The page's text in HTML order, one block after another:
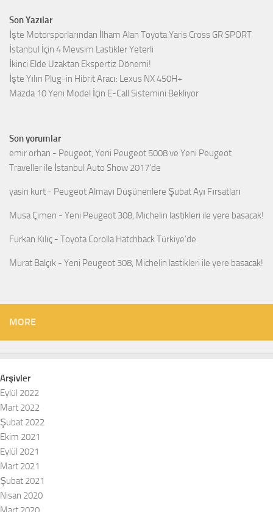
Son Yazılar
İşte Motorsporlarından İlham Alan Toyota Yaris Cross GR SPORT
İstanbul İçin 4 Mevsim Lastikler Yeterli
İkinci Elde Uzaktan Ekspertiz Dönemi!
İşte Yılın Plug-in Hibrit Aracı: Lexus NX 450H+
Mazda 10 Yeni Model İçin E-Call Sistemini Bekliyor
Son yorumlar
emir orhan - Peugeot, Yeni Peugeot 5008 ve Yeni Peugeot
Traveller ile İstanbul Auto Show 2017’de
yasin kurt - Peugeot Almayı Düşünenlere Şubat Ayı Fırsatları
Musa Çimen - Yeni Peugeot 308, Michelin lastikleri ile yere basacak!
Furkan Kılıç - Toyota Corolla Hatchback Türkiye’de
Murat Balçık - Yeni Peugeot 308, Michelin lastikleri ile yere basacak!
MORE
Arşivler
Eylül 2022
Mart 2022
Şubat 2022
Ekim 2021
Eylül 2021
Mart 2021
Şubat 2021
Nisan 2020